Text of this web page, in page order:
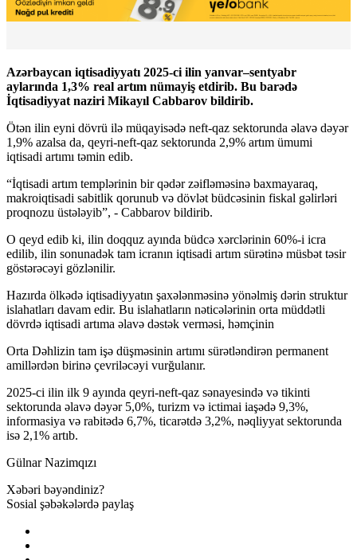
Azərbaycan iqtisadiyyatı 2025-ci ilin yanvar–sentyabr
aylarında 1,3% real artım nümayiş etdirib. Bu barədə
İqtisadiyyat naziri Mikayıl Cabbarov bildirib.
Ötən ilin eyni dövrü ilə müqayisədə neft-qaz sektorunda əlavə dəyər
1,9% azalsa da, qeyri-neft-qaz sektorunda 2,9% artım ümumi
iqtisadi artımı təmin edib.
“İqtisadi artım templərinin bir qədər zəifləməsinə baxmayaraq,
makroiqtisadi sabitlik qorunub və dövlət büdcəsinin fiskal gəlirləri
proqnozu üstələyib”, - Cabbarov bildirib.
O qeyd edib ki, ilin doqquz ayında büdcə xərclərinin 60%-i icra
edilib, ilin sonunadək tam icranın iqtisadi artım sürətinə müsbət təsir
göstərəcəyi gözlənilir.
Hazırda ölkədə iqtisadiyyatın şaxələnməsinə yönəlmiş dərin struktur
islahatları davam edir. Bu islahatların nəticələrinin orta müddətli
dövrdə iqtisadi artıma əlavə dəstək verməsi, həmçinin
Orta Dəhlizin tam işə düşməsinin artımı sürətləndirən permanent
amillərdən birinə çevriləcəyi vurğulanır.
2025-ci ilin ilk 9 ayında qeyri-neft-qaz sənayesində və tikinti
sektorunda əlavə dəyər 5,0%, turizm və ictimai iaşədə 9,3%,
informasiya və rabitədə 6,7%, ticarətdə 3,2%, nəqliyyat sektorunda
isə 2,1% artıb.
Gülnar Nazimqızı
Xəbəri bəyəndiniz?
Sosial şəbəkələrdə paylaş